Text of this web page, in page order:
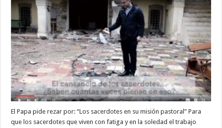
El Papa pide rezar por: “Los sacerdotes en su misión pastoral” Para
que los sacerdotes que viven con fatiga y en la soledad el trabajo